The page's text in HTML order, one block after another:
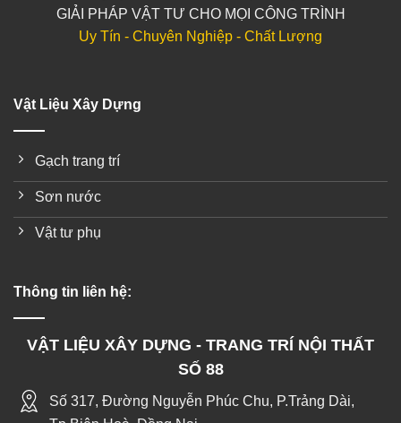
GIẢI PHÁP VẬT TƯ CHO MỌI CÔNG TRÌNH
Uy Tín - Chuyên Nghiệp - Chất Lượng
Vật Liệu Xây Dựng
Gạch trang trí
Sơn nước
Vật tư phụ
Thông tin liên hệ:
VẬT LIỆU XÂY DỰNG - TRANG TRÍ NỘI THẤT
SỐ 88
Số 317, Đường Nguyễn Phúc Chu, P.Trảng Dài,